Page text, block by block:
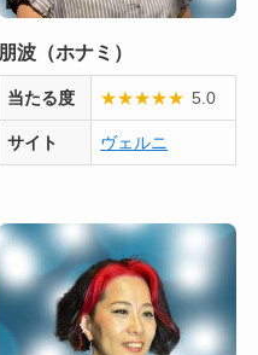
朋波（ホナミ）
当たる度 ★★★★★ 5.0
サイト ヴェルニ